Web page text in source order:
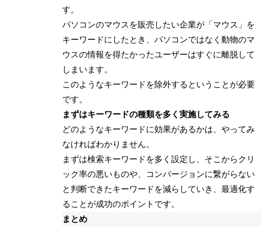
す。
パソコンのマウスを販売したい企業が「マウス」を
キーワードにしたとき、パソコンではなく動物のマ
ウスの情報を得たかったユーザーはすぐに離脱して
しまいます。
このようなキーワードを除外するということが必要
です。
まずはキーワードの種類を多く実施してみる
どのようなキーワードに効果があるかは、やってみ
なければわかりません。
まずは検索キーワードを多く設定し、そこからクリ
ック率の悪いものや、コンバージョンに繋がらない
と判断できたキーワードを減らしていき、最適化す
ることが成功のポイントです。
まとめ